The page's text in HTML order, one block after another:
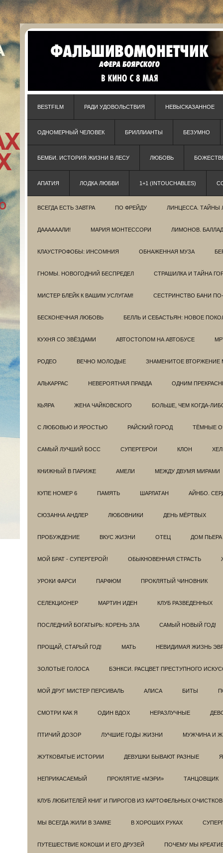
BESTFILM РАДИ УДОВОЛЬСТВИЯ НЕВЫСКАЗАННОЕ
ОДНОМЕРНЫЙ ЧЕЛОВЕК БРИЛЛИАНТЫ БЕЗУМНО
БЕМБИ. ИСТОРИЯ ЖИЗНИ В ЛЕСУ ЛЮБОВЬ
АПАТИЯ ЛОДКА ЛЮБВИ 1+1 (INTOUCHABLES)
ВСЕГДА ЕСТЬ ЗАВТРА ПО ФРЕЙДУ ЛИНЦЕССА. ТАЙНЫ
ДААААААЛИ! МАРИЯ МОНТЕССОРИ ЛИМОНОВ.
КЛАУСТРОФОБЫ: ИНСОМНИЯ ОБНАЖЕННАЯ МУЗА
ГНОМЫ. НОВОГОДНИЙ БЕСПРЕДЕЛ СТРАШИЛКА И ТАЙНА
МИСТЕР БЛЕЙК К ВАШИМ УСЛУГАМ! СЕСТРИНСТВО БАНИ
БЕСКОНЕЧНАЯ ЛЮБОВЬ БЕЛЛЬ И СЕБАСТЬЯН: НОВОЕ
КУХНЯ СО ЗВЁЗДАМИ АВТОСТОПОМ НА АВТОБУСЕ
РОДЕО ВЕЧНО МОЛОДЫЕ ЗНАМЕНИТОЕ ВТОРЖЕНИЕ
АЛЬКАРРАС НЕВЕРОЯТНАЯ ПРАВДА ОДНИМ
КЬЯРА ЖЕНА ЧАЙКОВСКОГО БОЛЬШЕ, ЧЕМ КОГДА-
С ЛЮБОВЬЮ И ЯРОСТЬЮ РАЙСКИЙ ГОРОД ТЁМНЫЕ
САМЫЙ ЛУЧШИЙ БОСС СУПЕРГЕРОИ КЛОН
КНИЖНЫЙ В ПАРИЖЕ АМЕЛИ МЕЖДУ ДВУМЯ МИРАМИ
КУПЕ НОМЕР 6 ПАМЯТЬ ШАРЛАТАН АЙНБО.
СЮЗАННА АНДЛЕР ЛЮБОВНИКИ ДЕНЬ МЁРТВЫХ
ПРОБУЖДЕНИЕ ВКУС ЖИЗНИ ОТЕЦ ДОМ ПЬЕРА
МОЙ БРАТ - СУПЕРГЕРОЙ! ОБЫКНОВЕННАЯ СТРАСТЬ
УРОКИ ФАРСИ ПАРФЮМ ПРОКЛЯТЫЙ ЧИНОВНИК
СЕЛЕКЦИОНЕР МАРТИН ИДЕН КЛУБ РАЗВЕДEННЫХ
ПОСЛЕДНИЙ БОГАТЫРЬ: КОРЕНЬ ЗЛА САМЫЙ НОВЫЙ ГОД!
ПРОЩАЙ, СТАРЫЙ ГОД! МАТЬ НЕВИДИМАЯ ЖИЗНЬ
ЗОЛОТЫЕ ГОЛОСА БЭНКСИ. РАСЦВЕТ ПРЕСТУПНОГО
МОЙ ДРУГ МИСТЕР ПЕРСИВАЛЬ АЛИСА БИТЫ
СМОТРИ КАК Я ОДИН ВДОХ НЕРАЗЛУЧНЫЕ
ПТИЧИЙ ДОЗОР ЛУЧШИЕ ГОДЫ ЖИЗНИ МУЖЧИНА И
ЖУТКОВАТЫЕ ИСТОРИИ ДЕВУШКИ БЫВАЮТ РАЗНЫЕ
НЕПРИКАСАЕМЫЙ ПРОКЛЯТИЕ «МЭРИ» ТАНЦОВЩИК
КЛУБ ЛЮБИТЕЛЕЙ КНИГ И ПИРОГОВ ИЗ КАРТОФЕЛЬНЫХ ОЧИСТКОВ
МЫ ВСЕГДА ЖИЛИ В ЗАМКЕ В ХОРОШИХ РУКАХ
ПУТЕШЕСТВИЕ КОКОШИ И ЕГО ДРУЗЕЙ ПОЧЕМУ МЫ